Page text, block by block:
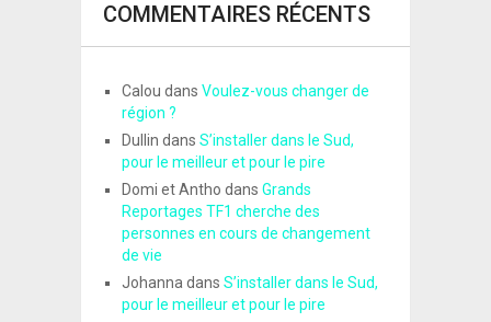
COMMENTAIRES RÉCENTS
Calou dans Voulez-vous changer de
région ?
Dullin dans S’installer dans le Sud,
pour le meilleur et pour le pire
Domi et Antho dans Grands
Reportages TF1 cherche des
personnes en cours de changement
de vie
Johanna dans S’installer dans le Sud,
pour le meilleur et pour le pire